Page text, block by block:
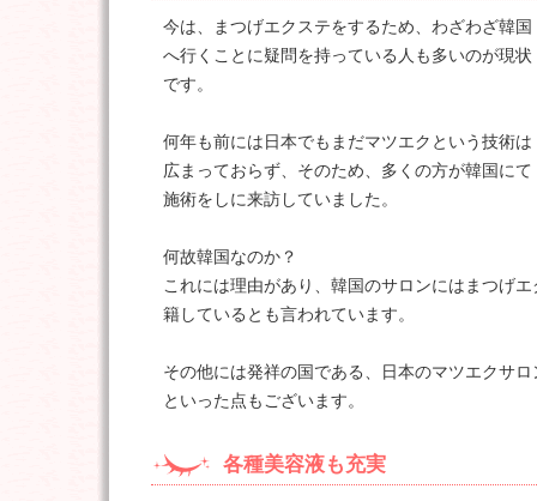
今は、まつげエクステをするため、わざわざ韓国
へ行くことに疑問を持っている人も多いのが現状
です。
何年も前には日本でもまだマツエクという技術は
広まっておらず、そのため、多くの方が韓国にて
施術をしに来訪していました。
何故韓国なのか？
これには理由があり、韓国のサロンにはまつげ
籍しているとも言われています。
その他には発祥の国である、日本のマツエクサ
といった点もございます。
各種美容液も充実